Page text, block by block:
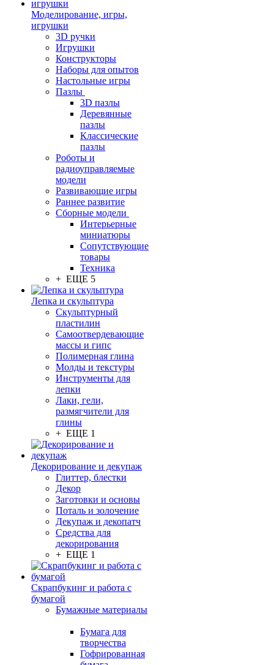
Моделирование, игры,
игрушки
3D ручки
Игрушки
Конструкторы
Наборы для опытов
Настольные игры
Пазлы
3D пазлы
Деревянные
пазлы
Классические
пазлы
Роботы и
радиоуправляемые
модели
Развивающие игры
Раннее развитие
Сборные модели
Интерьерные
миниатюры
Сопутствующие
товары
Техника
+ ЕЩЕ 5
Лепка и скульптура
Скульптурный
пластилин
Самоотвердевающие
массы и гипс
Полимерная глина
Молды и текстуры
Инструменты для
лепки
Лаки, гели,
размягчители для
глины
+ ЕЩЕ 1
Декорирование и декупаж
Глиттер, блестки
Декор
Заготовки и основы
Поталь и золочение
Декупаж и декопатч
Средства для
декорирования
+ ЕЩЕ 1
Скрапбукинг и работа с
бумагой
Бумажные материалы
Бумага для
творчества
Гофрированная